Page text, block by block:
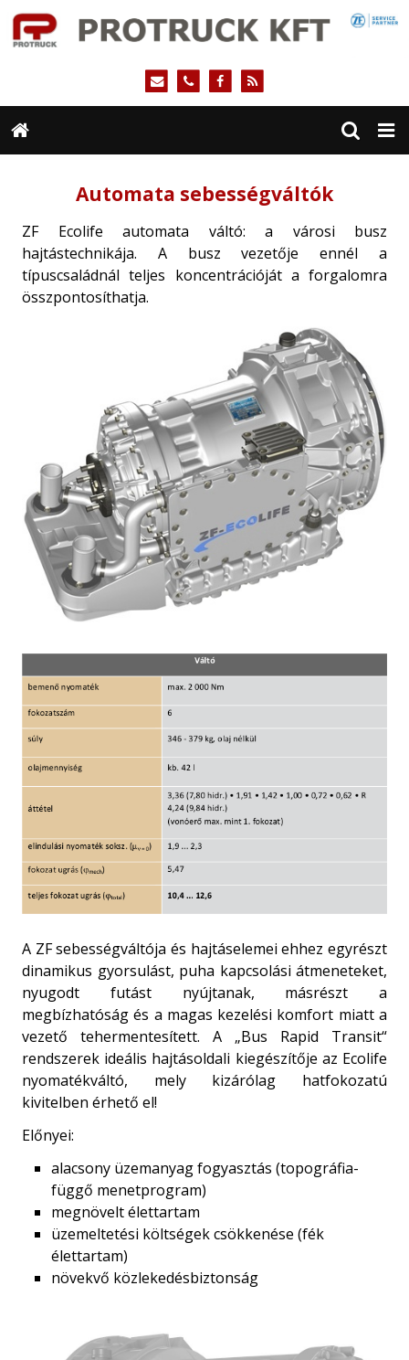
Automata sebességváltók
ZF Ecolife automata váltó: a városi busz
hajtástechnikája. A busz vezetője ennél a
típuscsaládnál teljes koncentrációját a forgalomra
összpontosíthatja.
A ZF sebességváltója és hajtáselemei ehhez egyrészt
dinamikus gyorsulást, puha kapcsolási átmeneteket,
nyugodt futást nyújtanak, másrészt a
megbízhatóság és a magas kezelési komfort miatt a
vezető tehermentesített. A „Bus Rapid Transit“
rendszerek ideális hajtásoldali kiegészítője az Ecolife
nyomatékváltó, mely kizárólag hatfokozatú
kivitelben érhető el!
Előnyei:
alacsony üzemanyag fogyasztás (topográfia-
függő menetprogram)
megnövelt élettartam
üzemeltetési költségek csökkenése (fék
élettartam)
növekvő közlekedésbiztonság